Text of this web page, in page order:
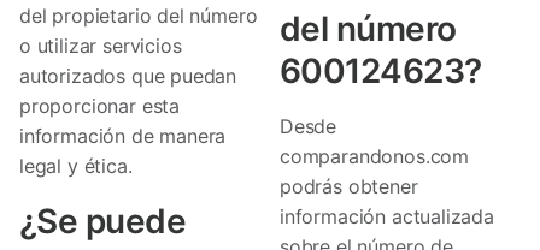
del propietario del número
o utilizar servicios
autorizados que puedan
proporcionar esta
información de manera
legal y ética.
¿Se puede
del número
600124623?
Desde
comparandonos.com
podrás obtener
información actualizada